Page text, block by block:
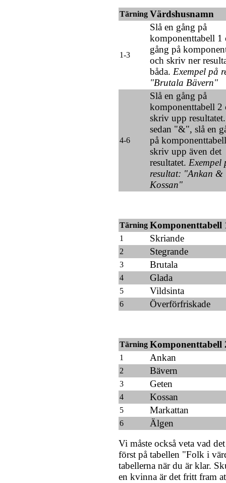
Tärning Värdshusnamn
1-3
Slå en gång på
komponenttabell 1
gång på
och skriv ner
båda. Exempel på
"Brutala Bävern"
4-6
Slå en gång på
komponenttabell 2
skriv upp
sedan "&", slå en
på
skriv upp även det
resultatet. Exempel
resultat: "Ankan &
Kossan"
Tärning Komponenttabell
1 Skriande
2 Stegrande
3 Brutala
4 Glada
5 Vildsinta
6 Överförfriskade
Tärning Komponenttabell
1 Ankan
2 Bävern
3 Geten
4 Kossan
5 Markattan
6
Älgen
Vi måste också veta vad
först på tabellen "Folk i
tabellerna när du är klar.
en kvinna är det fritt fram